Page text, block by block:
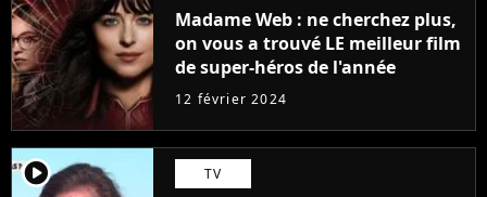
Madame Web : ne cherchez plus,
on vous a trouvé LE meilleur film
de super-héros de l'année
12 février 2024
player2 TV